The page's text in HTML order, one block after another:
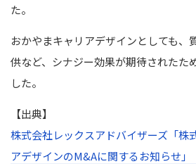
た。
おかやまキャリアデザインとしても、
供など、シナジー効果が期待されたた
した。
【出典】
株式会社レックスアドバイザーズ「株
アデザインのM&Aに関するお知らせ」